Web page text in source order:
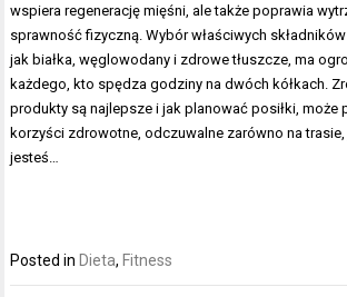
wspiera regenerację mięśni, ale także poprawia
sprawność fizyczną. Wybór właściwych
jak białka, węglowodany i zdrowe tłuszcze, ma
każdego, kto spędza godziny na dwóch kółkach.
produkty są najlepsze i jak planować posiłki, może
korzyści zdrowotne, odczuwalne zarówno na trasie,
jesteś…
Posted inDieta,Fitness